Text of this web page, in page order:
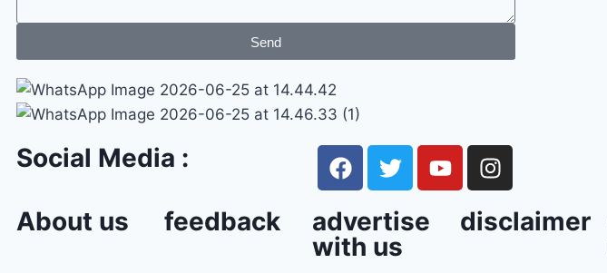
Send
Social Media :
About us feedback
advertise
with us
disclaimer